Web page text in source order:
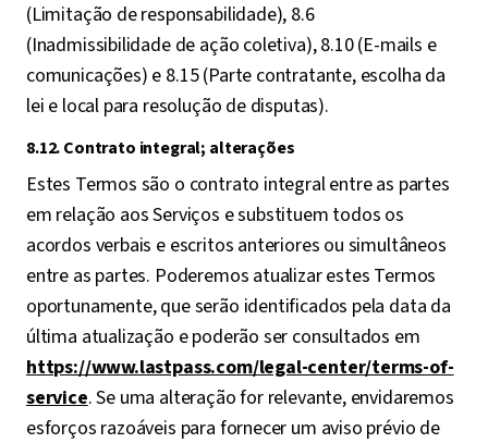
(Limitação de responsabilidade), 8.6
(Inadmissibilidade de ação coletiva), 8.10 (E-mails e
comunicações) e 8.15 (Parte contratante, escolha da
lei e local para resolução de disputas).
8.12. Contrato integral; alterações
Estes Termos são o contrato integral entre as partes
em relação aos Serviços e substituem todos os
acordos verbais e escritos anteriores ou simultâneos
entre as partes. Poderemos atualizar estes Termos
oportunamente, que serão identificados pela data da
última atualização e poderão ser consultados em
https://www.lastpass.com/legal-center/terms-of-
service. Se uma alteração for relevante, envidaremos
esforços razoáveis para fornecer um aviso prévio de